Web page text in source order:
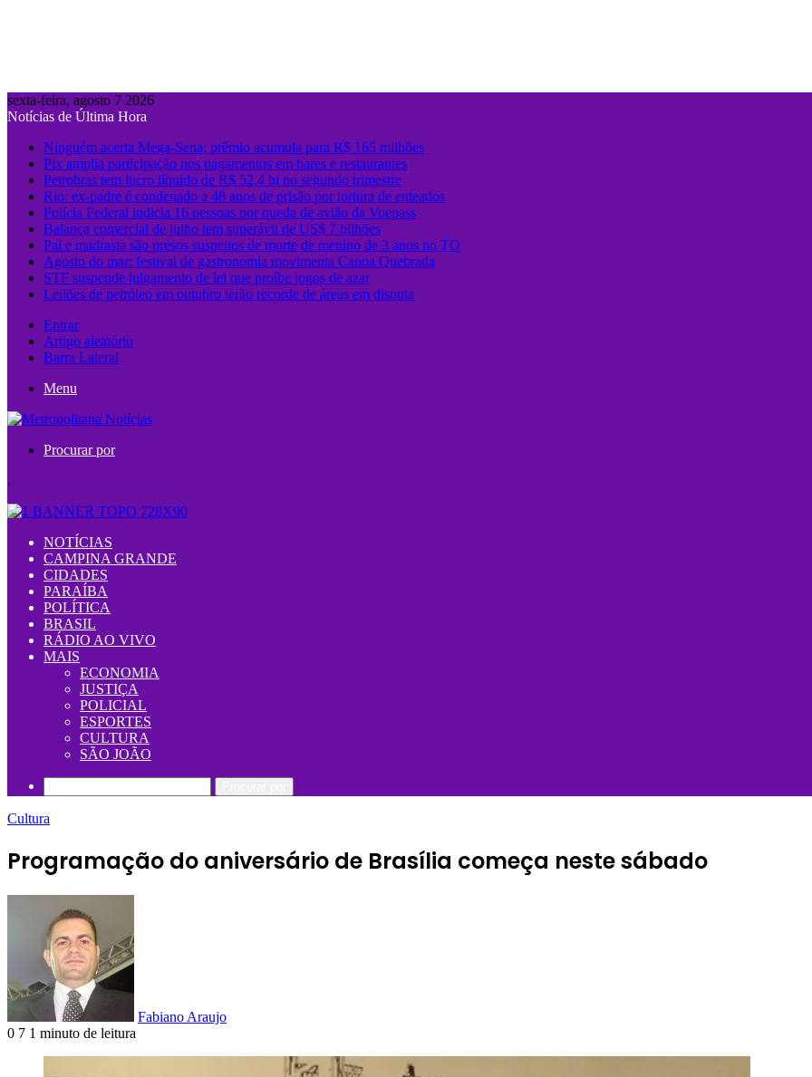
sexta-feira, agosto 7 2026
Notícias de Última Hora
Ninguém acerta Mega-Sena; prêmio acumula para R$ 165 milhões
Pix amplia participação nos pagamentos em bares e restaurantes
Petrobras tem lucro líquido de R$ 52,4 bi no segundo trimestre
Rio: ex-padre é condenado a 48 anos de prisão por tortura de enteados
Polícia Federal indicia 16 pessoas por queda de avião da Voepass
Balança comercial de julho tem superávit de US$ 7 bilhões
Pai e madrasta são presos suspeitos de morte de menino de 3 anos no TO
Agosto do mar: festival de gastronomia movimenta Canoa Quebrada
STF suspende julgamento de lei que proíbe jogos de azar
Leilões de petróleo em outubro terão recorde de áreas em disputa
Entrar
Artigo aleatório
Barra Lateral
Menu
Procurar por
.
NOTÍCIAS
CAMPINA GRANDE
CIDADES
PARAÍBA
POLÍTICA
BRASIL
RÁDIO AO VIVO
MAIS
ECONOMIA
JUSTIÇA
POLICIAL
ESPORTES
CULTURA
SÃO JOÃO
Cultura
Programação do aniversário de Brasília começa neste sábado
Fabiano Araujo
0 7 1 minuto de leitura